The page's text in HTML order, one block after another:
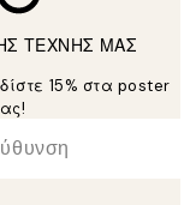
ΤΕΧΝΗΣ ΜΑΣ
15% στα poster